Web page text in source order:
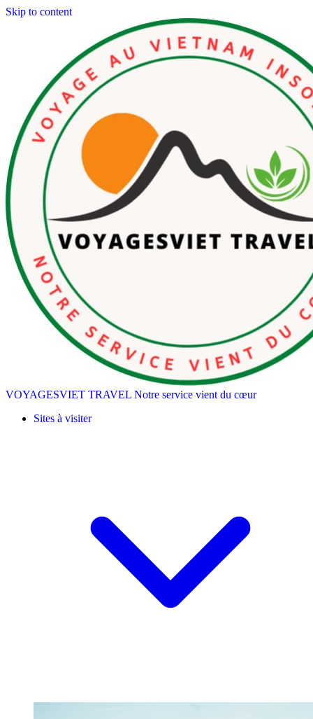
Skip to content
VOYAGESVIET TRAVEL Notre service vient du cœur
Sites à visiter